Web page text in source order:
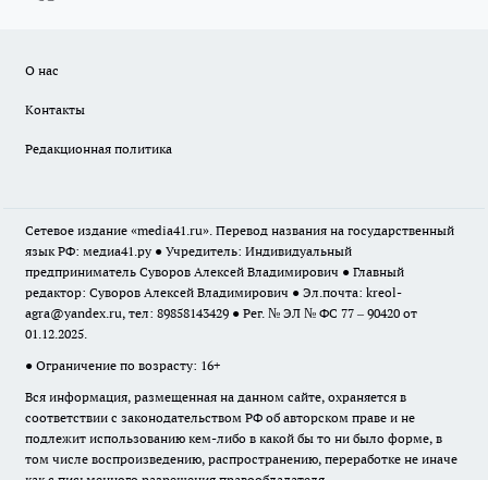
О нас
Контакты
Редакционная политика
Сетевое издание «media41.ru». Перевод названия на государственный
язык РФ: медиа41.ру ● Учредитель: Индивидуальный
предприниматель Суворов Алексей Владимирович ● Главный
редактор: Суворов Алексей Владимирович ● Эл.почта: kreol-
agra@yandex.ru, тел: 89858143429 ● Рег. № ЭЛ № ФС 77 – 90420 от
01.12.2025.
● Ограничение по возрасту: 16+
Вся информация, размещенная на данном сайте, охраняется в
соответствии с законодательством РФ об авторском праве и не
подлежит использованию кем-либо в какой бы то ни было форме, в
том числе воспроизведению, распространению, переработке не иначе